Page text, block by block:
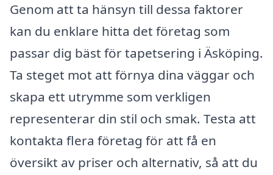
Genom att ta hänsyn till dessa faktorer
kan du enklare hitta det företag som
passar dig bäst för tapetsering i Äsköping.
Ta steget mot att förnya dina väggar och
skapa ett utrymme som verkligen
representerar din stil och smak. Testa att
kontakta flera företag för att få en
översikt av priser och alternativ, så att du